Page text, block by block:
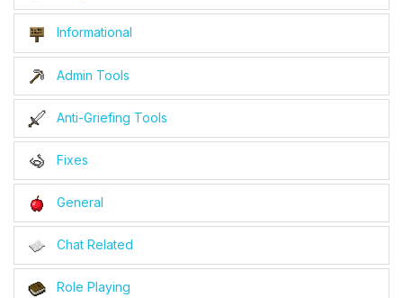
Informational
Admin Tools
Anti-Griefing Tools
Fixes
General
Chat Related
Role Playing